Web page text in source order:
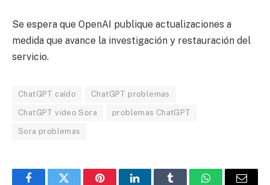
Se espera que OpenAI publique actualizaciones a
medida que avance la investigación y restauración del
servicio.
ChatGPT caído ChatGPT problemas
ChatGPT video Sora problemas ChatGPT
Sora problemas